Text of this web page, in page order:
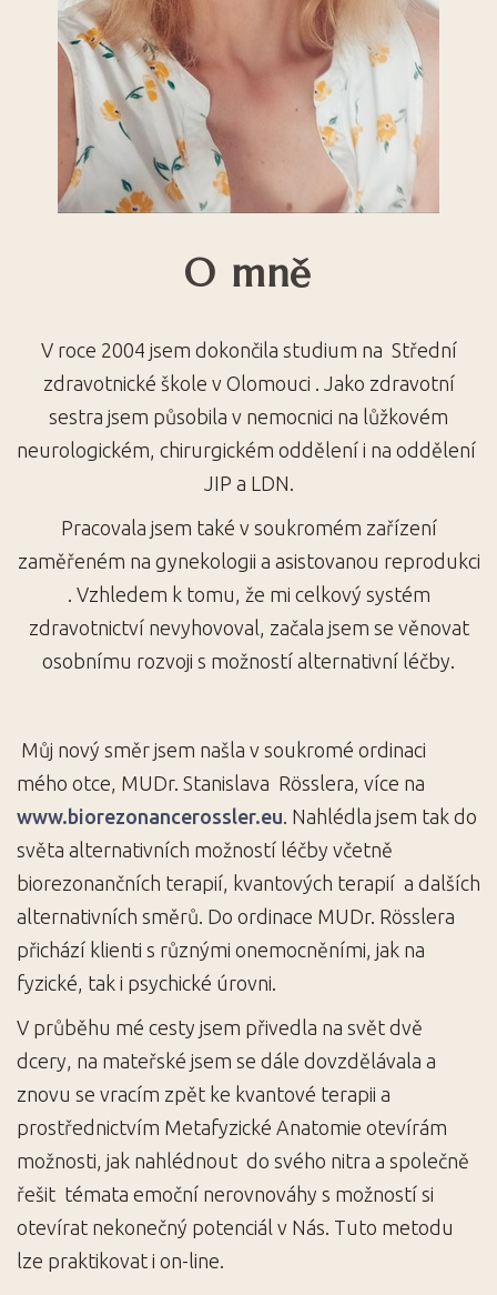
O mně
V roce 2004 jsem dokončila studium na Střední
zdravotnické škole v Olomouci . Jako zdravotní
sestra jsem působila v nemocnici na lůžkovém
neurologickém, chirurgickém oddělení i na oddělení
JIP a LDN.
Pracovala jsem také v soukromém zařízení
zaměřeném na gynekologii a asistovanou reprodukci
. Vzhledem k tomu, že mi celkový systém
zdravotnictví nevyhovoval, začala jsem se věnovat
osobnímu rozvoji s možností alternativní léčby.
Můj nový směr jsem našla v soukromé ordinaci
mého otce, MUDr. Stanislava Rösslera, více na
www.biorezonancerossler.eu. Nahlédla jsem tak do
světa alternativních možností léčby včetně
biorezonančních terapií, kvantových terapií a dalších
alternativních směrů. Do ordinace MUDr. Rösslera
přichází klienti s různými onemocněními, jak na
fyzické, tak i psychické úrovni.
V průběhu mé cesty jsem přivedla na svět dvě
dcery, na mateřské jsem se dále dovzdělávala a
znovu se vracím zpět ke kvantové terapii a
prostřednictvím Metafyzické Anatomie otevírám
možnosti, jak nahlédnout do svého nitra a společně
řešit témata emoční nerovnováhy s možností si
otevírat nekonečný potenciál v Nás. Tuto metodu
lze praktikovat i on-line.